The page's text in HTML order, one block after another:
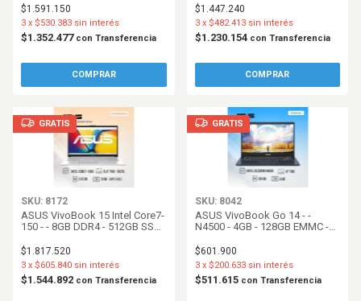
Blue
$1.591.150
$1.352.477 con Transferencia
3 x $530.383 sin interés
$1.447.240
$1.230.154 con Transferencia
3 x $482.413 sin interés
GRATIS
SKU: 8172
ASUS VivoBook 15 Intel Core7-
150 - - 8GB DDR4 - 512GB SSD
Silver
$1.817.520
$1.544.892 con Transferencia
3 x $605.840 sin interés
GRATIS
SKU: 8042
ASUS VivoBook Go 14 - -
N4500 - 4GB - 128GB EMMC -
$601.900
$511.615 con Transferencia
3 x $200.633 sin interés